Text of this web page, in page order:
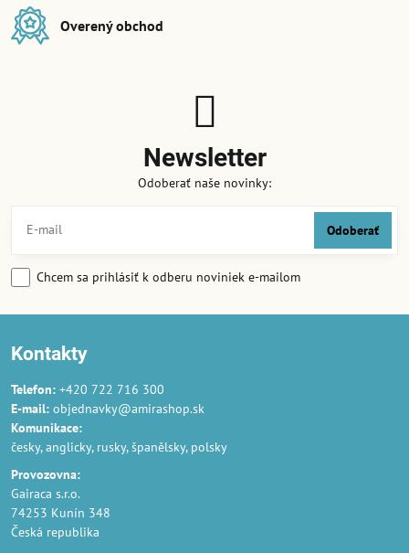
Overený obchod
Newsletter
Odoberať naše novinky:
Odoberať
Chcem sa prihlásiť k odberu noviniek e-mailom
Kontakty
Telefon: +420 722 716 300
E-mail: objednavky@amirashop.sk
Komunikace:
česky, anglicky, rusky, španělsky, polsky
Provozovna:
Gairaca s.r.o.
74253 Kunín 348
Česká republika